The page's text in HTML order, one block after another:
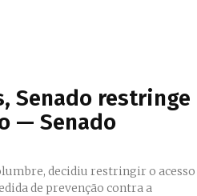
Senado restringe
— Senado
decidiu restringir o acesso
de prevenção contra a